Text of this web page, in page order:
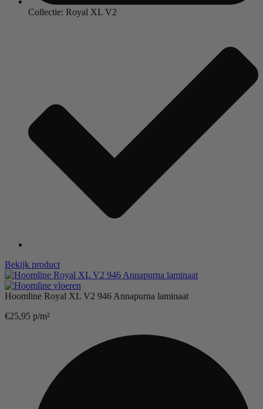
Collectie: Royal XL V2
Bekijk product
Hoomline Royal XL V2 946 Annapurna laminaat
€25,95 p/m²